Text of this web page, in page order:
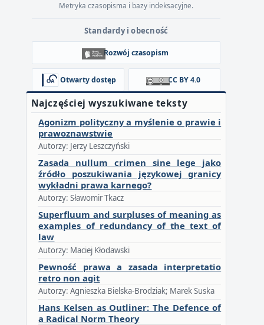
Metryka czasopisma i bazy indeksacyjne.
Standardy i obecność
Rozwój czasopism
Otwarty dostęp CC BY 4.0
Najczęściej wyszukiwane teksty
Agonizm polityczny a myślenie o prawie i
prawoznawstwie
Autorzy: Jerzy Leszczyński
Zasada nullum crimen sine lege jako
źródło poszukiwania językowej granicy
wykładni prawa karnego?
Autorzy: Sławomir Tkacz
Superfluum and surpluses of meaning as
examples of redundancy of the text of
law
Autorzy: Maciej Kłodawski
Pewność prawa a zasada interpretatio
retro non agit
Autorzy: Agnieszka Bielska-Brodziak; Marek Suska
Hans Kelsen as Outliner: The Defence of
a Radical Norm Theory